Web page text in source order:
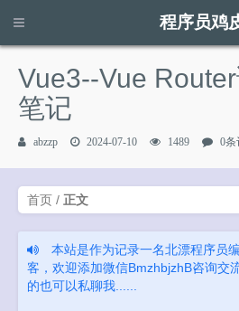
程序员鸡
请输入关键字进行搜索...
Vue3--Vue
笔记
abzzp 2024-07-10 1489 0条
首页 / 正文
本站是作为记录一名北漂程序员
客，欢迎添加微信BmzhbjzhB咨询交
的也可以私聊我......